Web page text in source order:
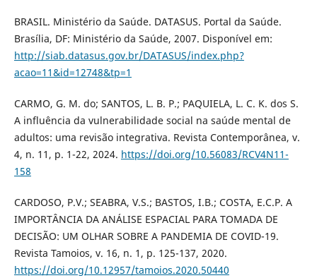
BRASIL. Ministério da Saúde. DATASUS. Portal da Saúde.
Brasília, DF: Ministério da Saúde, 2007. Disponível em:
http://siab.datasus.gov.br/DATASUS/index.php?
acao=11&id=12748&tp=1
CARMO, G. M. do; SANTOS, L. B. P.; PAQUIELA, L. C. K. dos S.
A influência da vulnerabilidade social na saúde mental de
adultos: uma revisão integrativa. Revista Contemporânea, v.
4, n. 11, p. 1-22, 2024. https://doi.org/10.56083/RCV4N11-
158
CARDOSO, P.V.; SEABRA, V.S.; BASTOS, I.B.; COSTA, E.C.P. A
IMPORTÂNCIA DA ANÁLISE ESPACIAL PARA TOMADA DE
DECISÃO: UM OLHAR SOBRE A PANDEMIA DE COVID-19.
Revista Tamoios, v. 16, n. 1, p. 125-137, 2020.
https://doi.org/10.12957/tamoios.2020.50440